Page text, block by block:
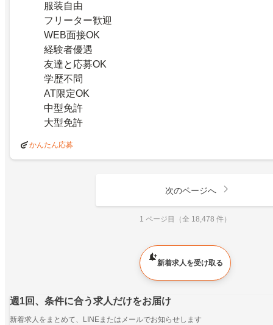
服装自由
フリーター歓迎
WEB面接OK
経験者優遇
友達と応募OK
学歴不問
AT限定OK
中型免許
大型免許
かんたん応募
次のページへ
1 ページ目（全 18,478 件）
新着求人を受け取る
週1回、条件に合う求人だけをお届け
新着求人をまとめて、LINEまたはメールでお知らせします